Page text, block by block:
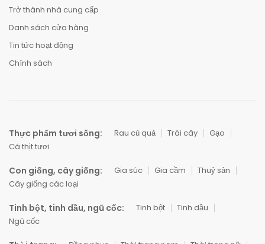
Trở thành nhà cung cấp
Danh sách cửa hàng
Tin tức hoạt động
Chính sách
Thực phẩm tươi sống: Rau củ quả Trái cây
Gạo
Cá thịt tươi
Con giống, cây giống: Gia súc Gia cầm
Thuỷ sản
Cây giống các loại
Tinh bột, tinh dầu, ngũ cốc: Tinh bột
Tinh dầu
Ngũ cốc